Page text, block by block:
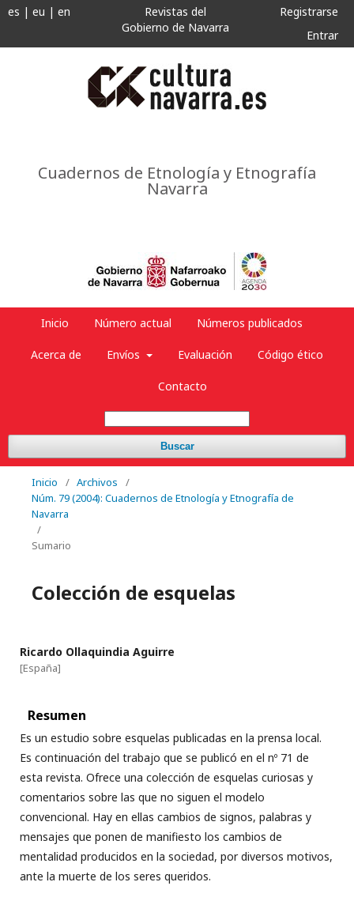
Cuadernos de Etnología y Etnografía
Navarra
Inicio Número actual Números publicados
Acerca de Envíos Evaluación Código ético
Contacto
Buscar
es | eu | en
Revistas del
Gobierno de Navarra
Registrarse
Entrar
Inicio / Archivos
/
Núm. 79 (2004): Cuadernos de Etnología y Etnografía de
Navarra
/
Sumario
Colección de esquelas
Ricardo Ollaquindia Aguirre
[España]
Resumen
Es un estudio sobre esquelas publicadas en la prensa local.
Es continuación del trabajo que se publicó en el nº 71 de
esta revista. Ofrece una colección de esquelas curiosas y
comentarios sobre las que no siguen el modelo
convencional. Hay en ellas cambios de signos, palabras y
mensajes que ponen de manifiesto los cambios de
mentalidad producidos en la sociedad, por diversos motivos,
ante la muerte de los seres queridos.